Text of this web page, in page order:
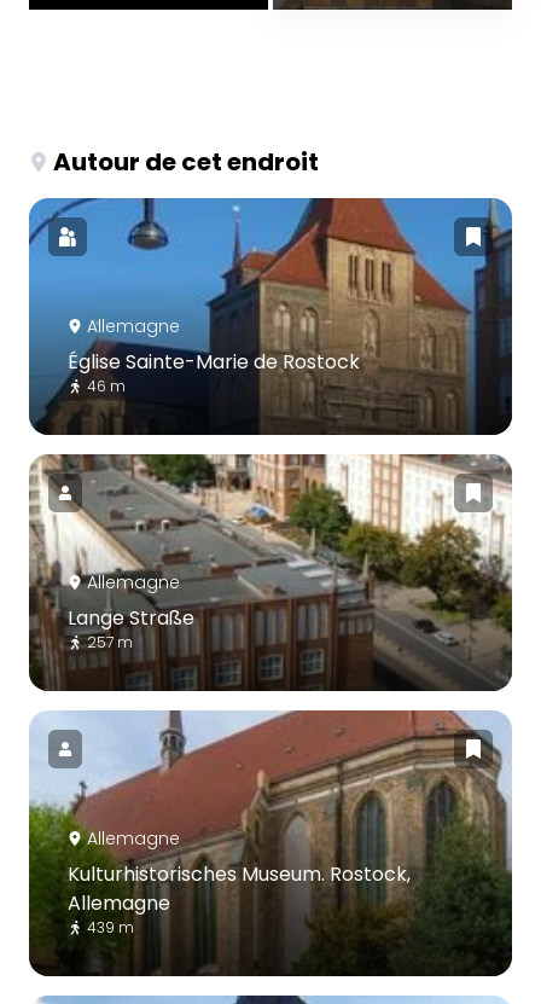
Autour de cet endroit
Allemagne
Église Sainte-Marie de Rostock
46 m
Allemagne
Lange Straße
257 m
Allemagne
Kulturhistorisches Museum. Rostock,
Allemagne
439 m